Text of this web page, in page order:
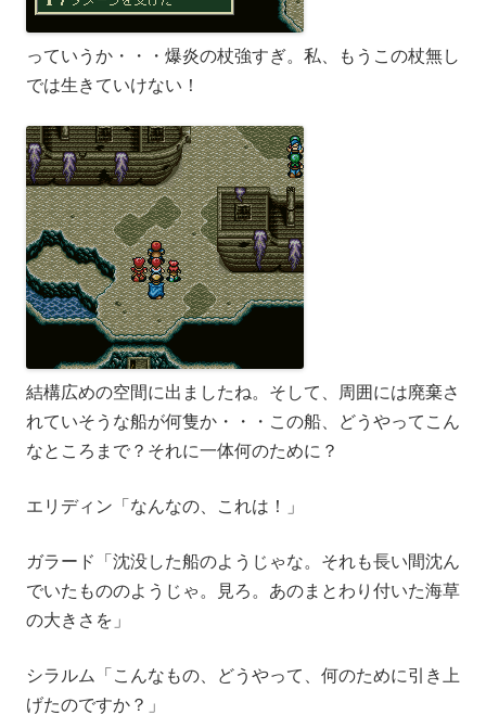
っていうか・・・爆炎の杖強すぎ。私、もうこの杖無し
では生きていけない！
結構広めの空間に出ましたね。そして、周囲には廃棄さ
れていそうな船が何隻か・・・この船、どうやってこん
なところまで？それに一体何のために？
エリディン「なんなの、これは！」
ガラード「沈没した船のようじゃな。それも長い間沈ん
でいたもののようじゃ。見ろ。あのまとわり付いた海草
の大きさを」
シラルム「こんなもの、どうやって、何のために引き上
げたのですか？」